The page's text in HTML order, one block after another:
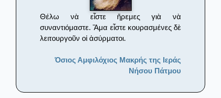
Θέλω νὰ εἶστε ἤρεμες γιὰ νὰ
συναντιόμαστε. Ἅμα εἶστε κουρασμένες δὲ
λειτουργοῦν οἱ ἀσύρματοι.
Όσιος Αμφιλόχιος Μακρής της Ιεράς
Νήσου Πάτμου